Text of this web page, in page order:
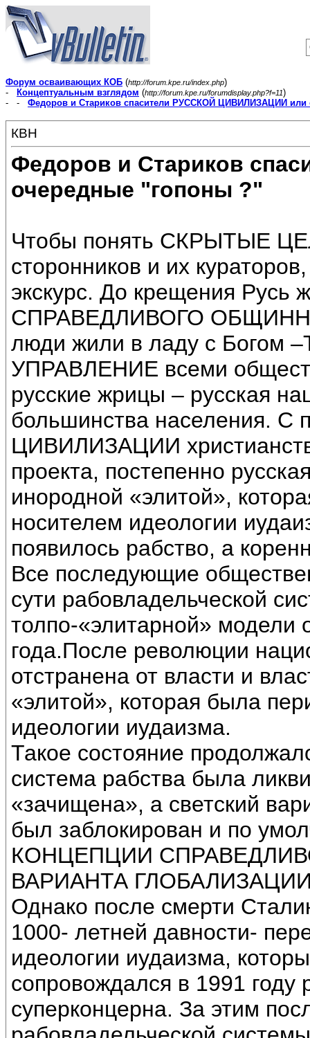
Форум осваивающих КОБ (http://forum.kpe.ru/index.php)
-
Концептуальным взглядом (http://forum.kpe.ru/forumdisplay.php?f=11)
- - Федоров и Стариков спасители РУССКОЙ ЦИВИЛИЗАЦИИ или
КВН
Федоров и Стариков
очередные "гопоны ?"
Чтобы понять СКРЫТЫЕ
сторонников и их
экскурс. До крещения
СПРАВЕДЛИВОГО
люди жили в ладу с Богом
УПРАВЛЕНИЕ всеми
русские жрицы – русская
большинства населения.
ЦИВИЛИЗАЦИИ
проекта, постепенно
инородной «элитой»,
носителем идеологии
появилось рабство, а
Все последующие
сути рабовладельческой
толпо-«элитарной» модели
года.После революции
отстранена от власти и
«элитой», которая была
идеологии иудаизма.
Такое состояние
система рабства была
«зачищена», а светский
был заблокирован и по
КОНЦЕПЦИИ
ВАРИАНТА
Однако после смерти
1000- летней давности-
идеологии иудаизма,
сопровождался в 1991
суперконцерна. За этим